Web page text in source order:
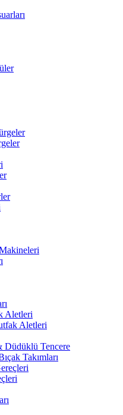
Aletleri
Aletleri
Düdüklü Tencere
Takımları